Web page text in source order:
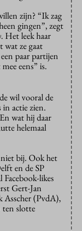
zijn? “Ik zag
gingen”, zegt
. Het leek haar
wat ze gaat
paar partijen
eens” is.
wil vooral de
actie zien.
wat hij daar
helemaal
bij. Ook het
en de SP
likes
Gert-Jan
Asscher (PvdA),
ten slotte